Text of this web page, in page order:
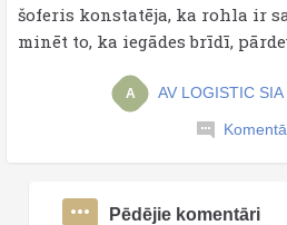
šoferis konstatēja, ka rohla ir
minēt to, ka iegādes brīdī,
A AV LOGISTIC SIA
Pēdējie komentāri